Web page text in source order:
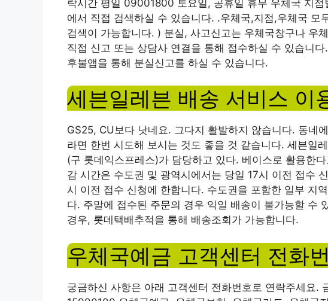
락시간 평일 09001800 토요일, 공휴일 휴무 우체국 지
에서 직접 검색하실 수 있습니다. .우체국,지점,우체국 모
검색이 가능합니다. ) 분실, 사고신고는 우체국창구나 우
직접 신고 또는 상담사 연결을 통해 접수하실 수 있습니
후불앱을 통해 분실신고를 하실 수 있습니다.
세븐일레븐 배송 서비스 이
GS25, CU보다 낫네요. 그다지 활발하지 않습니다. 동네
라면 한번 시도해 보시는 것도 좋을 것 같습니다. 세븐일
(구 롯데익스프레스)가 담당하고 있다. 베이스로 활용한
감 시간은 수도권 및 광역시에서는 당일 17시 이전 접수
시 이전 접수 신청에 한합니다. 수도권을 포함한 일부 지
다. 주말에 접수된 주문의 경우 익일 배송이 불가능할 수
경우, 롯데택배추적을 통해 배송조회가 가능합니다.
우체국예금 고객센터 전화
궁금하신 사항은 아래 고객센터 전화번호로 연락주세요.